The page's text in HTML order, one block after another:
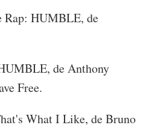
HUMBLE, de
de Anthony
Free.
What I Like, de Bruno